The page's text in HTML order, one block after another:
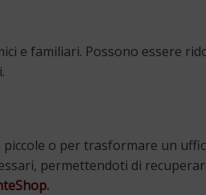
e familiari. Possono essere
o per trasformare un
permettendoti di
.